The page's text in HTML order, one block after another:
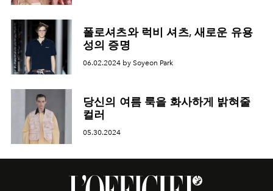
폴로셔츠와 럭비 셔츠, 새로운 유용
성의 증명
06.02.2024 by Soyeon Park
당신의 여름 룩을 화사하게 밝혀줄
컬러
05.30.2024